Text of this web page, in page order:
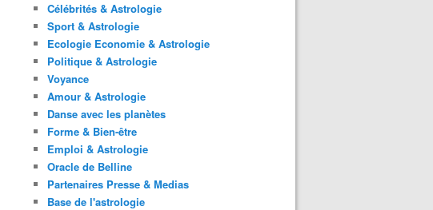
Célébrités & Astrologie
Sport & Astrologie
Ecologie Economie & Astrologie
Politique & Astrologie
Voyance
Amour & Astrologie
Danse avec les planètes
Forme & Bien-être
Emploi & Astrologie
Oracle de Belline
Partenaires Presse & Medias
Base de l'astrologie